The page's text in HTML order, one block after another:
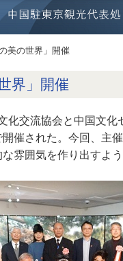
美の世界」開催
界」開催
化交流協会と中国文
催された。今回、主
雰囲気を作り出すよ